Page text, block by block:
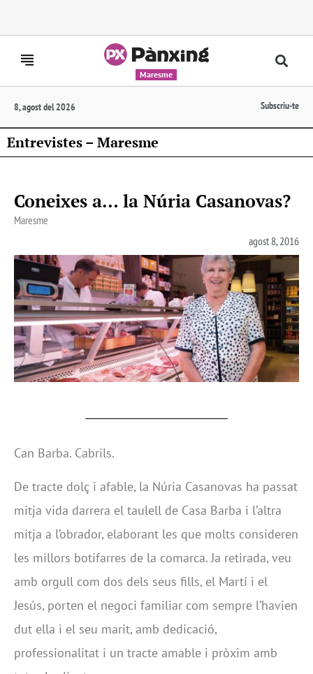
Maresme
8, agost del 2026 Subscriu-te
Entrevistes – Maresme
Coneixes a… la Núria Casanovas?
Maresme
agost 8, 2016
Can Barba. Cabrils.
De tracte dolç i afable, la Núria Casanovas ha passat
mitja vida darrera el taulell de Casa Barba i l’altra
mitja a l’obrador, elaborant les que molts consideren
les millors botifarres de la comarca. Ja retirada, veu
amb orgull com dos dels seus fills, el Martí i el
Jesús, porten el negoci familiar com sempre l’havien
dut ella i el seu marit, amb dedicació,
professionalitat i un tracte amable i pròxim amb